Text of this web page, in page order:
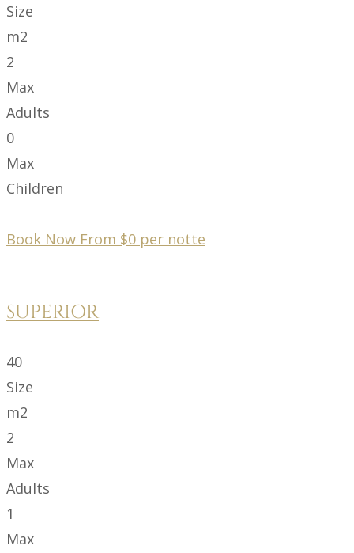
Size
m2
2
Max
Adults
0
Max
Children
Book Now From $0 per notte
SUPERIOR
40
Size
m2
2
Max
Adults
1
Max